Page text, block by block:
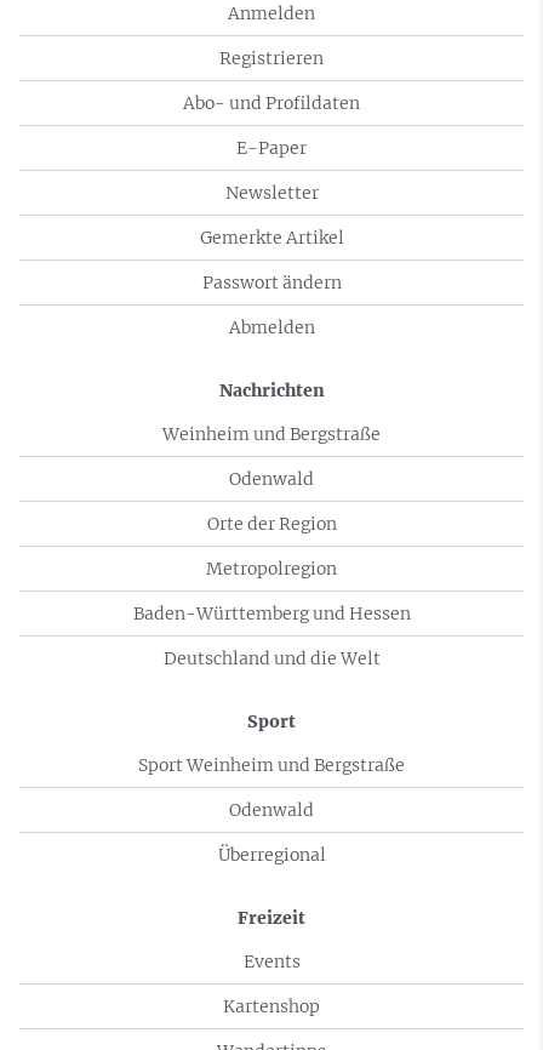
Anmelden
Registrieren
Abo- und Profildaten
E-Paper
Newsletter
Gemerkte Artikel
Passwort ändern
Abmelden
Nachrichten
Weinheim und Bergstraße
Odenwald
Orte der Region
Metropolregion
Baden-Württemberg und Hessen
Deutschland und die Welt
Sport
Sport Weinheim und Bergstraße
Odenwald
Überregional
Freizeit
Events
Kartenshop